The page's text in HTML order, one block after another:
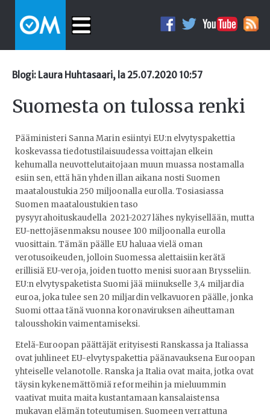
Blogi: Laura Huhtasaari, la 25.07.2020 10:57
Suomesta on tulossa renki
Pääministeri Sanna Marin esiintyi EU:n elvytyspakettia
koskevassa tiedotustilaisuudessa voittajan elkein
kehumalla neuvottelutaitojaan muun muassa nostamalla
esiin sen, että hän yhden illan aikana nosti Suomen
maataloustukia 250 miljoonalla eurolla. Tosiasiassa
Suomen maataloustukien taso
pysyyrahoituskaudella 2021-2027 lähes nykyisellään, mutta
EU-nettojäsenmaksu nousee 100 miljoonalla eurolla
vuosittain. Tämän päälle EU haluaa vielä oman
verotusoikeuden, jolloin Suomessa alettaisiin kerätä
erillisiä EU-veroja, joiden tuotto menisi suoraan Brysseliin.
EU:n elvytyspaketista Suomi jää miinukselle 3,4 miljardia
euroa, joka tulee sen 20 miljardin velkavuoren päälle, jonka
Suomi ottaa tänä vuonna koronaviruksen aiheuttaman
talousshokin vaimentamiseksi.
Etelä-Euroopan päättäjät erityisesti Ranskassa ja Italiassa
ovat juhlineet EU-elvytyspakettia päänavauksena Euroopan
yhteiselle velanotolle. Ranska ja Italia ovat maita, jotka ovat
täysin kykenemättömiä reformeihin ja mieluummin
vaativat muita maita kustantamaan kansalaistensa
mukavan elämän toteutumisen. Suomeen verrattuna